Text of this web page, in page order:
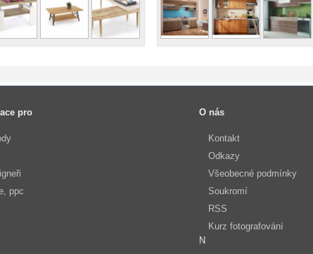
pro
ppc
O nás
Kontakt
Odkazy
Všeobecné podmínky
Soukromí
RSS
Kurz fotografování
N